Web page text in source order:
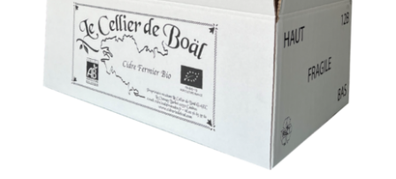
AJOUTER AU PANIER
DÉTAILS